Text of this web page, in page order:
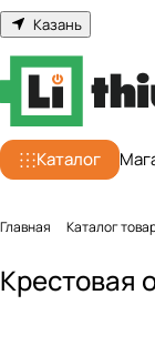
Казань
Каталог
Главная Каталог
Крестовая